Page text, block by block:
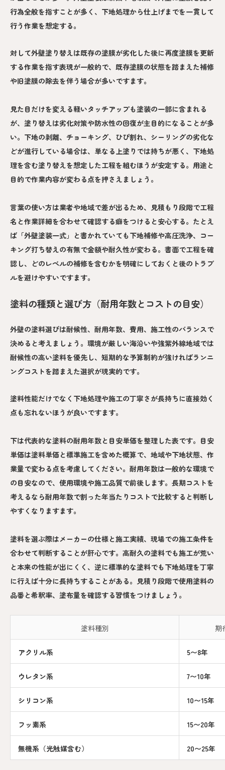
行為全般を指すことが多く、下地処理から仕上げまでを一貫して
行う作業を想定する。
対して外壁塗り替えは既存の塗膜が劣化した後に再度塗膜を更新
する作業を指す表現が一般的で、既存塗膜の状態を踏まえた補修
や旧塗膜の除去を伴う場合が多いですます。
見た目だけを変える軽いタッチアップも塗装の一部に含まれる
が、塗り替えは劣化対策や防水性の回復が主目的になることが多
い。下地の剥離、チョーキング、ひび割れ、シーリングの劣化な
どが進行している場合は、単なる上塗りでは持ちが悪く、下地処
理を含む塗り替えを想定した工程を組むほうが安定する。用途と
目的で作業内容が変わる点を押さえましょう。
言葉の使い方は業者や地域で差が出るため、見積もり段階で工程
名と作業詳細を合わせて確認する癖をつけると安心する。たとえ
ば「外壁塗装一式」と書かれていても下地補修や高圧洗浄、コー
キング打ち替えの有無で金額や耐久性が変わる。書面で工程を確
認し、どのレベルの補修を含むかを明確にしておくと後のトラブ
ルを避けやすいですます。
塗料の種類と選び方（耐用年数とコストの目安）
外壁の塗料選びは耐候性、耐用年数、費用、施工性のバランスで
決めると考えましょう。環境が厳しい海沿いや強紫外線地域では
耐候性の高い塗料を優先し、短期的な予算制約が強ければランニ
ングコストを踏まえた選択が現実的です。
塗料性能だけでなく下地処理や施工の丁寧さが長持ちに直接効く
点も忘れないほうが良いですます。
下は代表的な塗料の耐用年数と目安単価を整理した表です。目安
単価は塗料単価と標準施工を含めた概算で、地域や下地状態、作
業量で変わる点を考慮してください。耐用年数は一般的な環境で
の目安なので、使用環境や施工品質で前後します。長期コストを
考えるなら耐用年数で割った年当たりコストで比較すると判断し
やすくなりますます。
塗料を選ぶ際はメーカーの仕様と施工実績、現場での施工条件を
合わせて判断することが肝心です。高耐久の塗料でも施工が荒い
と本来の性能が出にくく、逆に標準的な塗料でも下地処理を丁寧
に行えば十分に長持ちすることがある。見積り段階で使用塗料の
品番と希釈率、塗布量を確認する習慣をつけましょう。
塗料種別 期
アクリル系 5〜8年
ウレタン系 7〜10年
シリコン系 10〜15年
フッ素系 15〜20年
無機系（光触媒含む） 20〜25年